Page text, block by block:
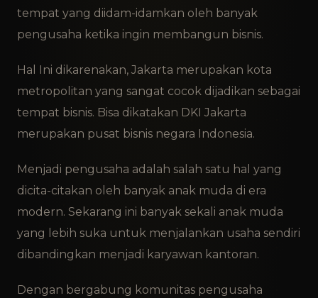
tempat yang diidam-idamkan oleh banyak
pengusaha ketika ingin membangun bisnis.
Hal Ini dikarenakan, Jakarta merupakan kota
metropolitan yang sangat cocok dijadikan sebagai
tempat bisnis. Bisa dikatakan DKI Jakarta
merupakan pusat bisnis negara Indonesia.
Menjadi pengusaha adalah salah satu hal yang
dicita-citakan oleh banyak anak muda di era
modern. Sekarang ini banyak sekali anak muda
yang lebih suka untuk menjalankan usaha sendiri
dibandingkan menjadi karyawan kantoran.
Dengan bergabung komunitas pengusaha